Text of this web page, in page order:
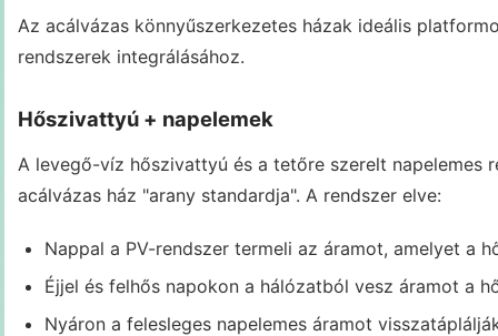
Az acálvázas könnyűszerkezetes házak ideális
rendszerek integrálásához.
Hőszivattyú + napelemek
A levegő-víz hőszivattyú és a tetőre szerelt napelemes
acálvázas ház "arany standardja". A rendszer elve:
Nappal a PV-rendszer termeli az áramot, amelyet a
Éjjel és felhős napokon a hálózatból vesz áramot a
Nyáron a felesleges napelemes áramot